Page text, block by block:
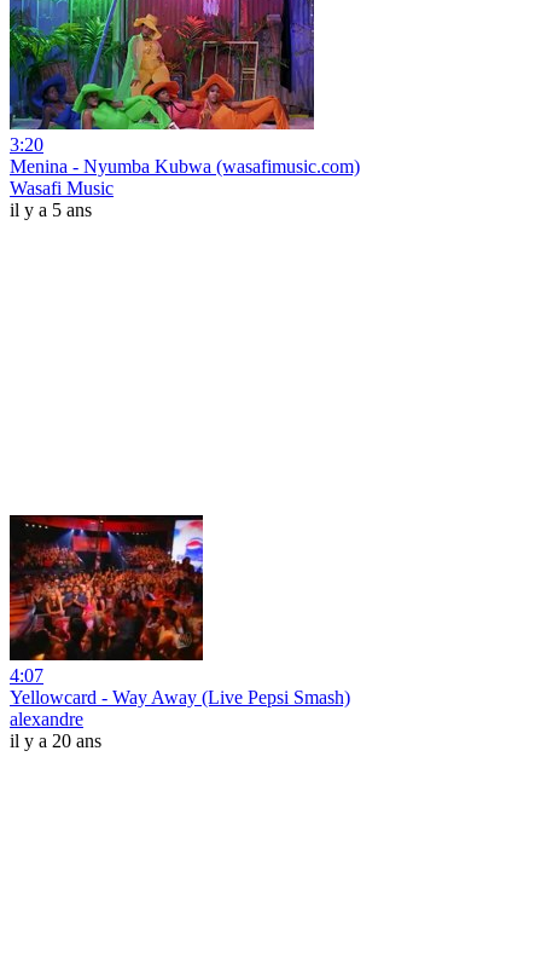
3:20
Menina - Nyumba Kubwa (wasafimusic.com)
Wasafi Music
il y a 5 ans
4:07
Yellowcard - Way Away (Live Pepsi Smash)
alexandre
il y a 20 ans